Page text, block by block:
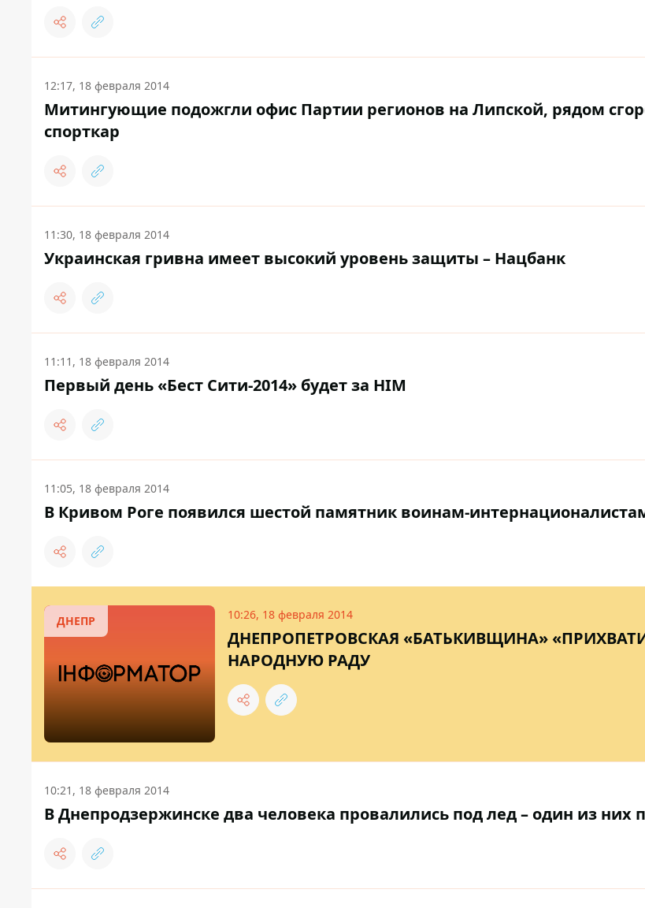
12:17, 18 февраля 2014
Митингующие подожгли офис Партии регионов на Липской, рядом
спорткар
11:30, 18 февраля 2014
Украинская гривна имеет высокий уровень защиты – Нацбанк
11:11, 18 февраля 2014
Первый день «Бест Сити-2014» будет за HIM
11:05, 18 февраля 2014
В Кривом Роге появился шестой памятник воинам-
ДНЕПР 10:26, 18 февраля 2014
ДНЕПРОПЕТРОВСКАЯ «БАТЬКИВЩИНА»
НАРОДНУЮ РАДУ
10:21, 18 февраля 2014
В Днепродзержинске два человека провалились под лед – один из них